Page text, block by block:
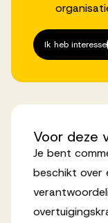
Ik heb interesse
Voor deze
Je bent
beschikt over